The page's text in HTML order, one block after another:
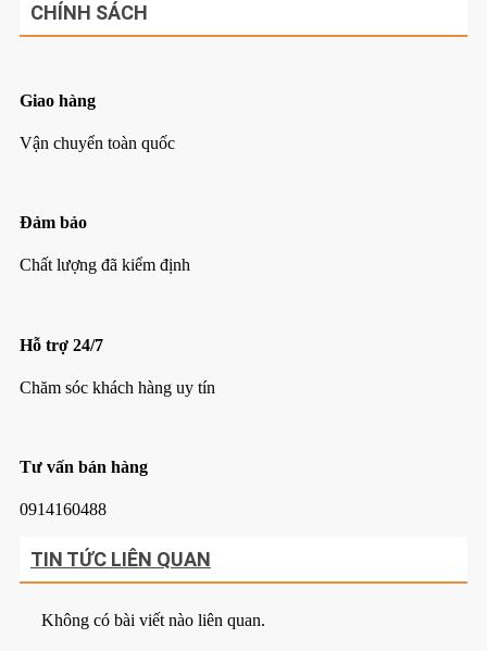
CHÍNH SÁCH
Giao hàng
Vận chuyển toàn quốc
Đảm bảo
Chất lượng đã kiểm định
Hỗ trợ 24/7
Chăm sóc khách hàng uy tín
Tư vấn bán hàng
0914160488
TIN TỨC LIÊN QUAN